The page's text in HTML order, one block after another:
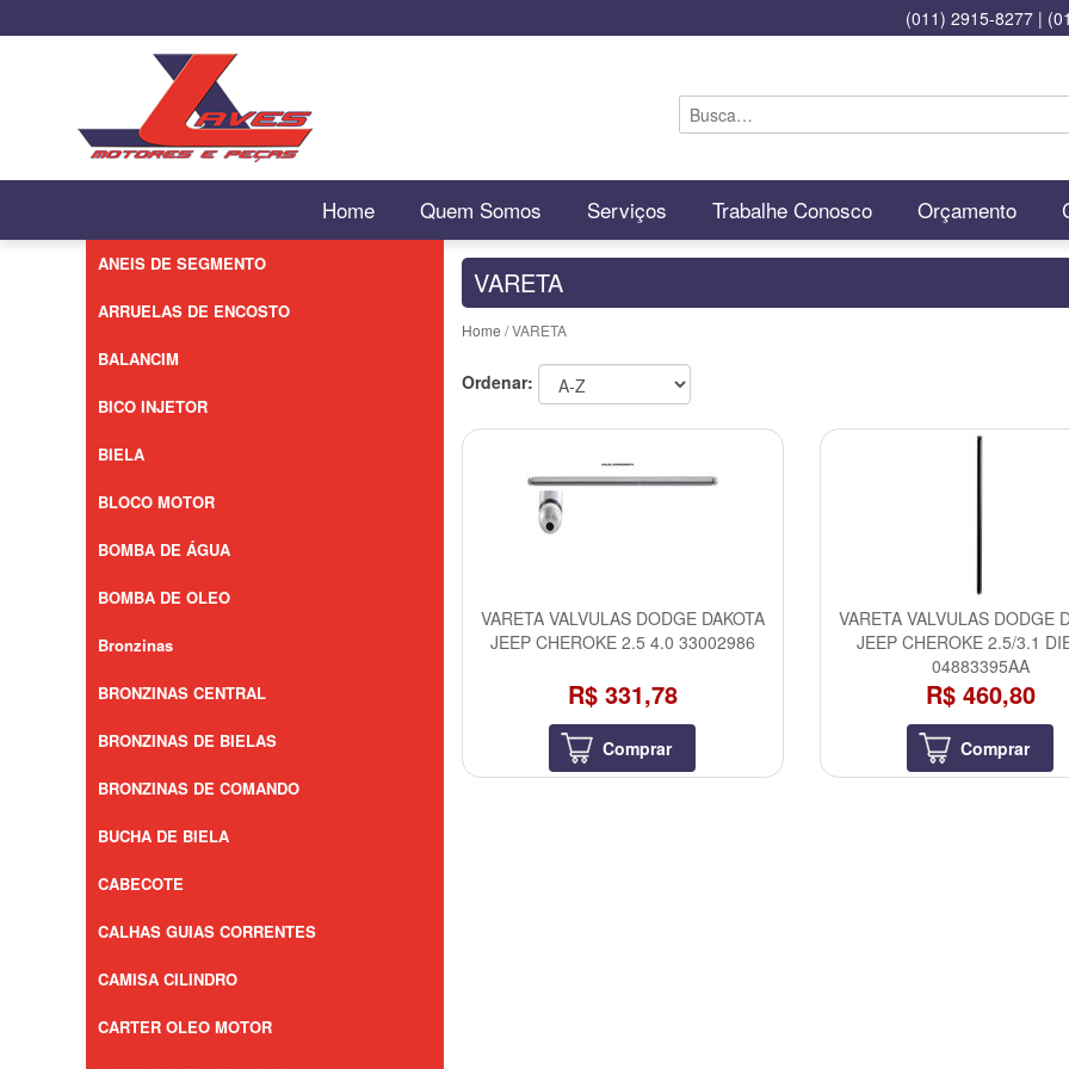
(011) 2915-8277 |
Home Quem Somos Serviços Trabalhe Conosco Orçamento
ANEIS DE SEGMENTO
ARRUELAS DE ENCOSTO
BALANCIM
BICO INJETOR
BIELA
BLOCO MOTOR
BOMBA DE ÁGUA
BOMBA DE OLEO
Bronzinas
BRONZINAS CENTRAL
BRONZINAS DE BIELAS
BRONZINAS DE COMANDO
BUCHA DE BIELA
CABECOTE
CALHAS GUIAS CORRENTES
CAMISA CILINDRO
CARTER OLEO MOTOR
VARETA
Home / VARETA
Ordenar:
VARETA VALVULAS DODGE DAKOTA
JEEP CHEROKE 2.5 4.0 33002986
R$ 331,78
Comprar
VARETA VALVULAS DODGE
JEEP CHEROKE 2.5/3.1
04883395AA
R$ 460,80
Comprar